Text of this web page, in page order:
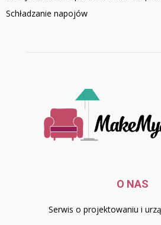
Schładzanie napojów
O NAS
Serwis o projektowaniu i